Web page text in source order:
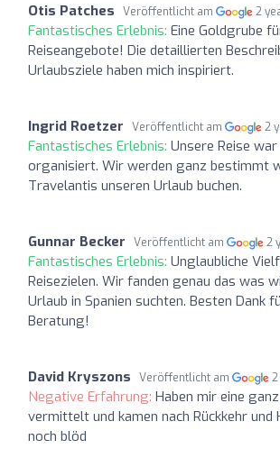
Otis Patches Veröffentlicht am 2
Fantastisches Erlebnis: Eine Goldgrube
Reiseangebote! Die detaillierten
Urlaubsziele haben mich inspiriert.
Ingrid Roetzer Veröffentlicht am 2
Fantastisches Erlebnis: Unsere Reise
organisiert. Wir werden ganz bestimmt
Travelantis unseren Urlaub buchen.
Gunnar Becker Veröffentlicht am 2
Fantastisches Erlebnis: Unglaubliche
Reisezielen. Wir fanden genau das was
Urlaub in Spanien suchten. Besten Dank
Beratung!
David Kryszons Veröffentlicht am
Negative Erfahrung: Haben mir eine
vermittelt und kamen nach Rückkehr und
noch blöd